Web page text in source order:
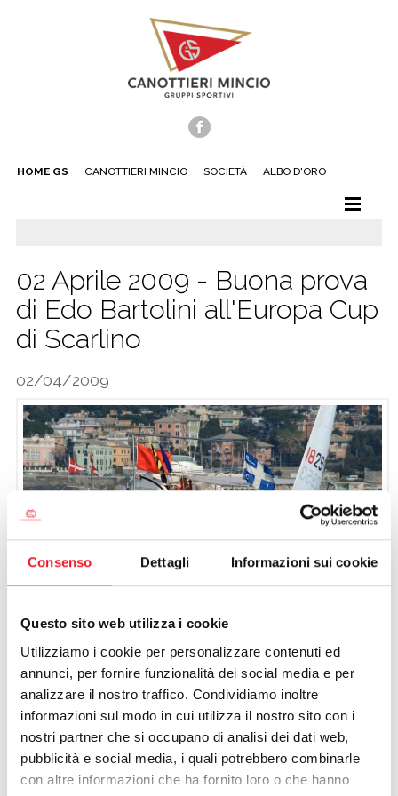
Consenso Dettagli Informazioni sui cookie
Questo sito web utilizza i cookie
Utilizziamo i cookie per personalizzare contenuti ed
annunci, per fornire funzionalità dei social media e per
analizzare il nostro traffico. Condividiamo inoltre
informazioni sul modo in cui utilizza il nostro sito con i
nostri partner che si occupano di analisi dei dati web,
pubblicità e social media, i quali potrebbero combinarle
con altre informazioni che ha fornito loro o che hanno
HOME GS CANOTTIERI MINCIO SOCIETÀ ALBO D'ORO
TUFFI
BEACH TENNIS
CALCIO
02 Aprile 2009 - Buona prova
di Edo Bartolini all'Europa Cup
di Scarlino
02/04/2009
Edoardo Bartolini impegnato in gara
Erano 444 gli equipaggi provenienti da 21 nazioni per la tappa
italiana dell’Europa Cup classe Laser a Marina di Scarlino.
I numerosi atleti (record per questa deriva per manifestazioni in
Italia) hanno dato vita a sette belle e combattute prove nei due
campi di regata. Nella classe Olimpica standard ha vinto